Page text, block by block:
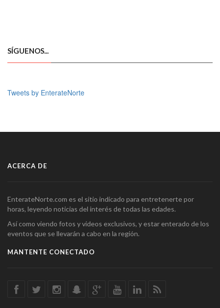
SÍGUENOS...
Tweets by EnterateNorte
ACERCA DE
EnterateNorte.com es el sitio indicado para entretenerte por
horas, leyendo noticias del interés de todas las edades.
Así como viendo fotos y videos exclusivos, y estar enterado de los
eventos que se llevarán a cabo en la región.
MANTENTE CONECTADO